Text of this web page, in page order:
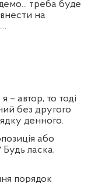
треба буде
на
автор, то тоді
без другого
денного.
або
ласка,
порядок